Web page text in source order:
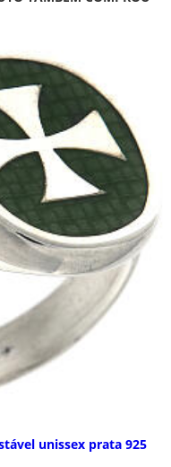
unissex prata 925